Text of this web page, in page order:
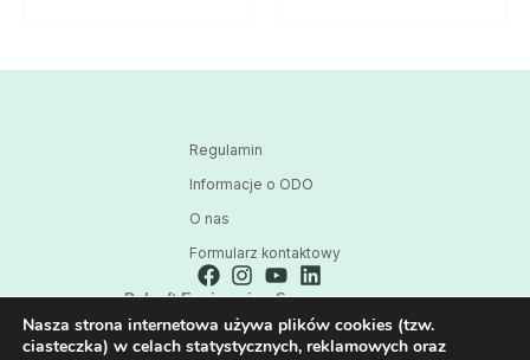
Regulamin
Informacje o ODO
O nas
Formularz kontaktowy
Polsoft Engineering Sp. z o.o.
ul. 73 Pułku Piechoty 1, 40-467 Katowice
Skontaktuj się z nami:
Nasza strona internetowa używa plików cookies (tzw.
ciasteczka) w celach statystycznych, reklamowych oraz